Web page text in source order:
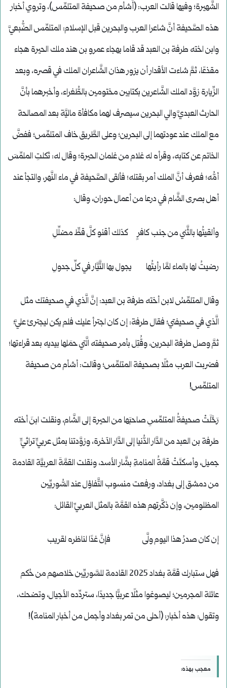
الشَّهيرة؛ وفيها قالت العرب: (أَشأم من صحيفة المتلمِّس)، وتروي أخبار
هذه الصَّحيفة أنَّ شاعرا العرب والبحرين قبل الإسلام: المتلمِّس الضُّبعيَّ
وابن اخته طرفة بن العبد قد قاما بهجاء عمرو بن هند ملك الحيرة هجاء
مقذعًا، ثمَّ شاءت الأقدار أن يزور هذان الشَّاعران الملك في قصره، وبعد
الزِّيارة زوَّد الملك الشَّاعرين بكتابين مختومين بالطُّغراء، وأخبرهما بأنَّ
الحارث العبديَّ والي البحرين سيصرف لهما مكافأة ماليَّة بعد المصالحة
مع الملك عند عودتهما إلى البحرين؛ وعلى الطَّريق خاف المتلمِّس؛ ففضَّ
الخاتم عن كتابه، وقرأه له غلام من غلمان الحيرة؛ وقال له: ثكلتِ الملمِّسَ
أمُّه؛ فعرف أنَّ الملك أمر بقتله؛ فألقى الصَّحيفة في ماء النَّهر، والتجأ عند
أهل بصرى الشَّام في درعا من أعمال حوران، وقال:
وألقيتُها بالثَّني من جنب كافرٍ كذلك أقنو كلَّ قطٍّ مضلِّلِ
رضيتُ لها بالماء لمَّا رأيتُها يجول بها التَّيَّار في كلِّ جدولِ
وقال المتلمِّسُ لابن أخته طرفة بن العبد: إنَّ الَّذي في صحيفتك مثل
الَّذي في صحيفتي؛ فقال طرفة: إن كان اجترأ عليك فلم يكن ليجترئ عليَّ؛
ثمَّ وصل طرفة البحرين، وقُتِل بأمر صحيفته الَّتي حمَلها بيديه بعد قراءتها؛
فضربت العرب مثلًا بصحيفة المتلمِّس؛ وقالت: أشأم من صحيفة
المتلمِّس!
رَحَّلَتْ صحيفةُ المتلمِّسِ صاحبَها من الحيرة إلى الشَّام، ونقلت ابنَ أخته
طرفة بن العبد من الدَّار الدُّنيا إلى الدَّار الآخرة، وزوَّدتنا بمثل عربيٍّ تراثيٍّ
جميل، وأسكتَتْ قمَّةُ المنامةِ بشَّار الأسد، ونقلت القمَّةَ العربيَّة القادمة
من دمشق إلى بغداد، ورفعت منسوب التَّفاؤل عند السُّوريِّين
المظلومين، وإن ذكَّرتهم هذه القمَّة بالمثل العربيِّ القائل:
إن كان صدرُ هذا اليوم ولَّى فإنَّ غدًا لناظره لقريب
فهل ستبارك قمَّة بغداد 2025 القادمة للسَّوريِّين خلاصهم من حُكم
عائلة المجرمين؛ ليصوغوا مثلًا عربيًّا جديدًا، ستردِّده الأجيال، وتضحك،
وتقول: هذه أخبار: (أحلى من تمر بغداد وأجمل من أخبار المنامة)!
معجب بهذه: